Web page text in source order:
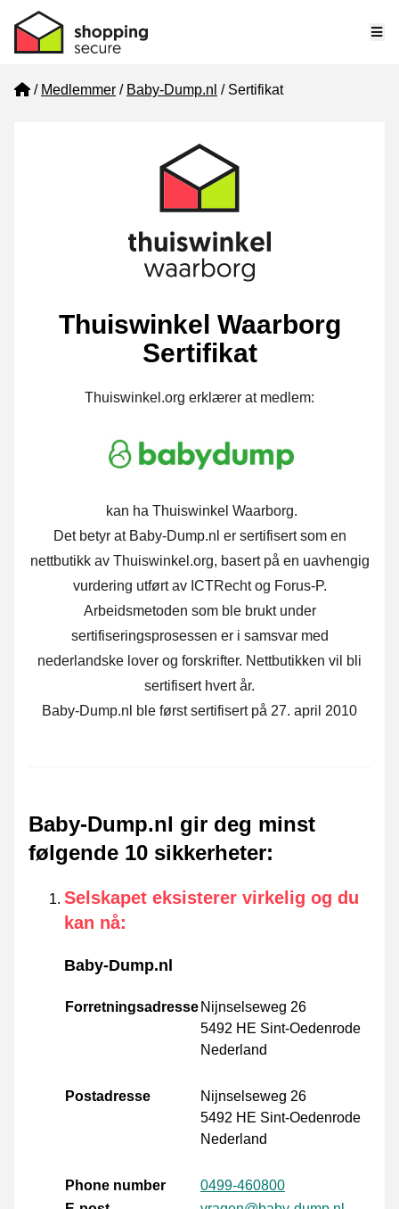
Home
Medlemmer Baby-Dump.nl Sertifikat
Thuiswinkel Waarborg
Sertifikat
Thuiswinkel.org erklærer at medlem:
kan ha Thuiswinkel Waarborg.
Det betyr at Baby-Dump.nl er sertifisert som en
nettbutikk av Thuiswinkel.org, basert på en uavhengig
vurdering utført av ICTRecht og Forus-P.
Arbeidsmetoden som ble brukt under
sertifiseringsprosessen er i samsvar med
nederlandske lover og forskrifter. Nettbutikken vil bli
sertifisert hvert år.
Baby-Dump.nl ble først sertifisert på 27. april 2010
Baby-Dump.nl gir deg minst
følgende 10 sikkerheter:
Selskapet eksisterer virkelig og du
kan nå:
Baby-Dump.nl
Forretningsadresse Nijnselseweg 26
5492 HE Sint-Oedenrode
Nederland
Postadresse
Nijnselseweg 26
5492 HE Sint-Oedenrode
Nederland
Phone number
0499-460800